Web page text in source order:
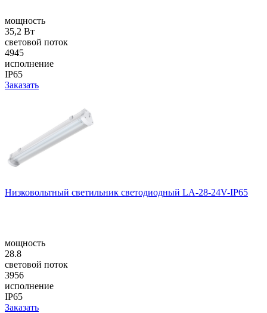
мощность
35,2 Вт
световой поток
4945
исполнение
IP65
Заказать
Низковольтный светильник светодиодный LA-28-24V-IP65
мощность
28.8
световой поток
3956
исполнение
IP65
Заказать